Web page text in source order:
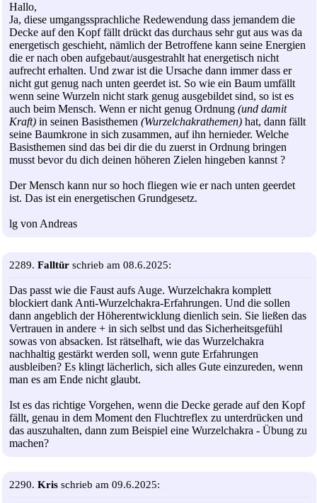
Hallo,
Ja, diese umgangssprachliche Redewendung dass jemandem die
Decke auf den Kopf fällt drückt das durchaus sehr gut aus was da
energetisch geschieht, nämlich der Betroffene kann seine Energien
die er nach oben aufgebaut/ausgestrahlt hat energetisch nicht
aufrecht erhalten. Und zwar ist die Ursache dann immer dass er
nicht gut genug nach unten geerdet ist. So wie ein Baum umfällt
wenn seine Wurzeln nicht stark genug ausgebildet sind, so ist es
auch beim Mensch. Wenn er nicht genug Ordnung (und damit
Kraft) in seinen Basisthemen (Wurzelchakrathemen) hat, dann fällt
seine Baumkrone in sich zusammen, auf ihn hernieder. Welche
Basisthemen sind das bei dir die du zuerst in Ordnung bringen
musst bevor du dich deinen höheren Zielen hingeben kannst ?
Der Mensch kann nur so hoch fliegen wie er nach unten geerdet
ist. Das ist ein energetischen Grundgesetz.
lg von Andreas
2289. Falltür schrieb am 08.6.2025:
Das passt wie die Faust aufs Auge. Wurzelchakra komplett
blockiert dank Anti-Wurzelchakra-Erfahrungen. Und die sollen
dann angeblich der Höherentwicklung dienlich sein. Sie ließen das
Vertrauen in andere + in sich selbst und das Sicherheitsgefühl
sowas von absacken. Ist rätselhaft, wie das Wurzelchakra
nachhaltig gestärkt werden soll, wenn gute Erfahrungen
ausbleiben? Es klingt lächerlich, sich alles Gute einzureden, wenn
man es am Ende nicht glaubt.
Ist es das richtige Vorgehen, wenn die Decke gerade auf den Kopf
fällt, genau in dem Moment den Fluchtreflex zu unterdrücken und
das auszuhalten, dann zum Beispiel eine Wurzelchakra - Übung zu
machen?
2290. Kris schrieb am 09.6.2025: